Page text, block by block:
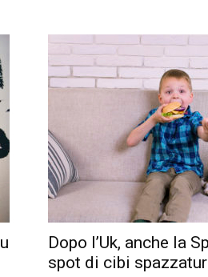
Dopo l’Uk, anche la
spot di cibi